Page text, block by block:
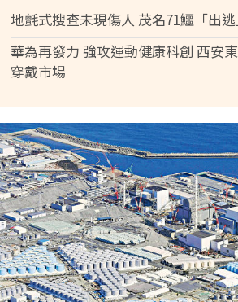
地氈式搜查未現傷人 茂名71鱷「出
華為再發力 強攻運動健康科創 西安
穿戴市場